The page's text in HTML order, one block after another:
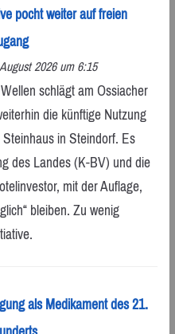
pocht weiter auf freien
2026 um 6:15
schlägt am Ossiacher
die künftige Nutzung
in Steindorf. Es
des Landes (K-BV) und die
mit der Auflage,
bleiben. Zu wenig
als Medikament des 21.